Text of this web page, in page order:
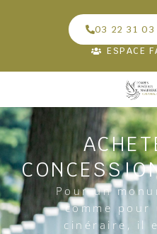
03 22 31 03
ESPACE
Pour un
comme pour
cinéraire, il